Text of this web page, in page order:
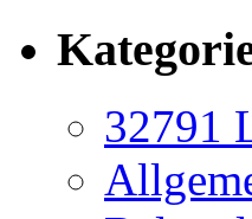
32791